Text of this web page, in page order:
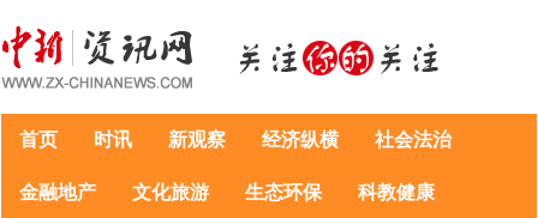
首页 时讯 新观察 经济纵横 社会法治
金融地产 文化旅游 生态环保 科教健康